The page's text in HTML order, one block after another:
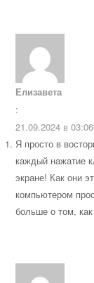
Елизавета
:
21.09.2024 в 03:06
Я просто в
каждый нажатие
экране! Как они
компьютером
больше о том,